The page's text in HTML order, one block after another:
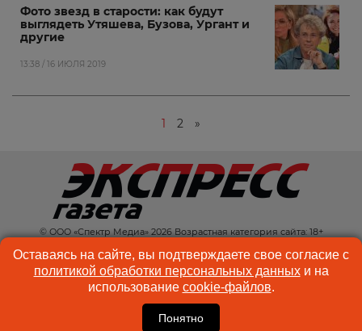
Фото звезд в старости: как будут
выглядеть Утяшева, Бузова, Ургант и
другие
13:38 / 16 ИЮЛЯ 2019
1 2 »
© ООО «Спектр Медиа» 2026 Возрастная категория сайта: 18+
КОНТАКТЫ
РЕКЛАМА
КУКИ-ФАЙЛЫ
ПОЛЬЗОВАТЕЛЬСКОЕ
СОГЛАШЕНИЕ
Оставаясь на сайте, вы подтверждаете свое согласие с
политикой обработки персональных данныхи на
использование cookie-файлов.
Понятно